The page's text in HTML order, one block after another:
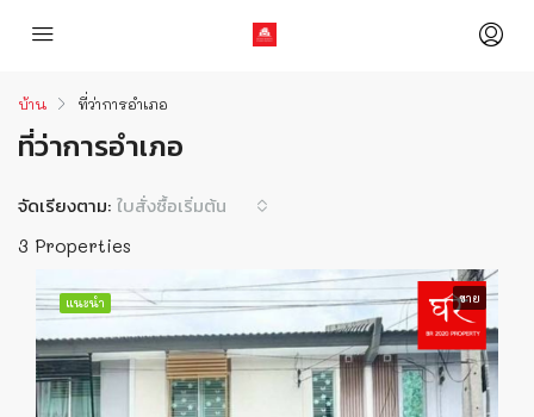
บ้าน ที่ว่าการอำเภอ
ที่ว่าการอำเภอ
3 Properties
จัดเรียงตาม: ใบสั่งซื้อเริ่มต้น
แนะนำ ขาย